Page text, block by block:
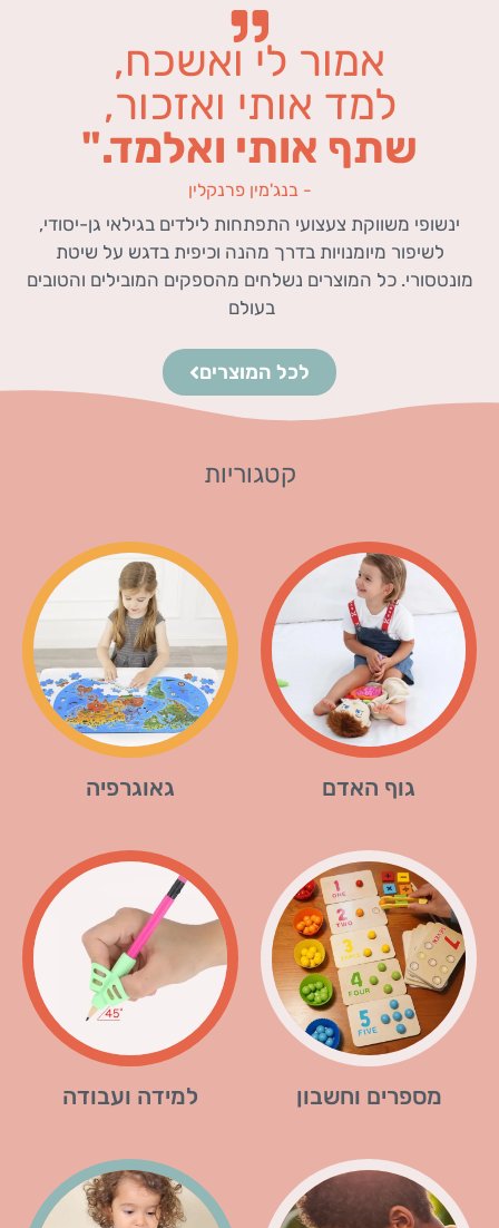
אמור לי ואשכח,
למד אותי ואזכור,
שתף אותי ואלמד."
- בנג'מין פרנקלין
ינשופי משווקת צעצועי התפתחות לילדים בגילאי גן-יסודי,
לשיפור מיומנויות בדרך מהנה וכיפית בדגש על שיטת
מונטסורי. כל המוצרים נשלחים מהספקים המובילים והטובים
בעולם
לכל המוצרים
קטגוריות
גוף האדם
מספרים וחשבון
גאוגרפיה
למידה ועבודה